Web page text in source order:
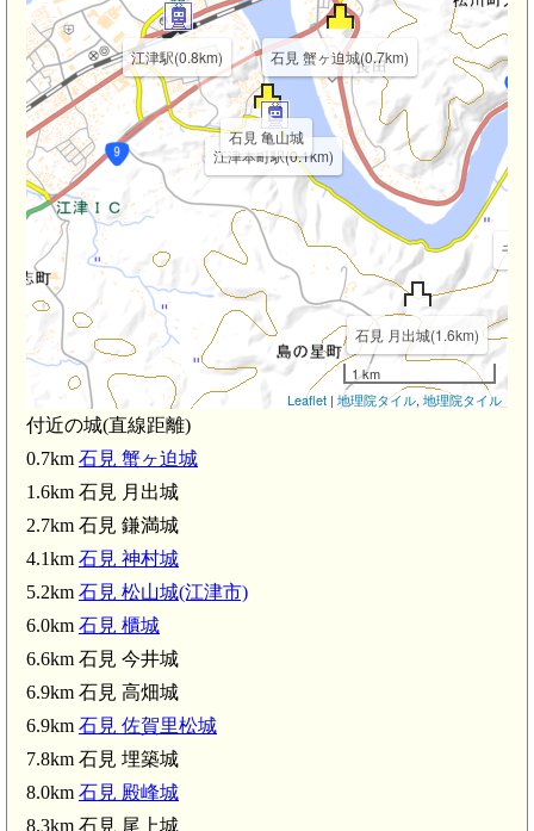
江津本町駅(0.1km)
江津駅(0.8km)
千
石見 亀山城
石見 蟹ヶ迫城(0.7km)
石見 月出城(1.6km)
1 km
Leaflet | 地理院タイル, 地理院タイル
付近の城(直線距離)
0.7km 石見 蟹ヶ迫城
1.6km 石見 月出城
2.7km 石見 鎌満城
4.1km 石見 神村城
5.2km 石見 松山城(江津市)
6.0km 石見 櫃城
6.6km 石見 今井城
6.9km 石見 高畑城
6.9km 石見 佐賀里松城
7.8km 石見 埋築城
8.0km 石見 殿峰城
8.3km 石見 尾上城